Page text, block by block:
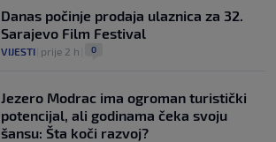
Danas počinje prodaja ulaznica za 32.
Sarajevo Film Festival
VIJESTI prije 2 h 0
Jezero Modrac ima ogroman turistički
potencijal, ali godinama čeka svoju
šansu: Šta koči razvoj?